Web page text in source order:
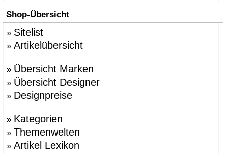
Shop-Übersicht
» Sitelist
» Artikelübersicht
» Übersicht Marken
» Übersicht Designer
» Designpreise
» Kategorien
» Themenwelten
» Artikel Lexikon